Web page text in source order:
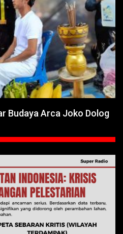
Budaya Arca Joko Dolog